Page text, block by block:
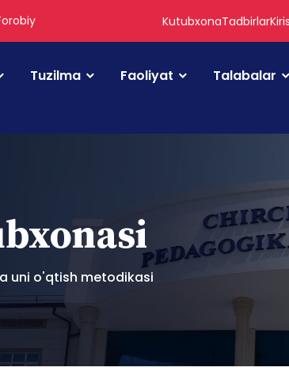
KutubxonaTadbirlar
Tuzilma Faoliyat Talabalar
uni o'qtish metodikasi